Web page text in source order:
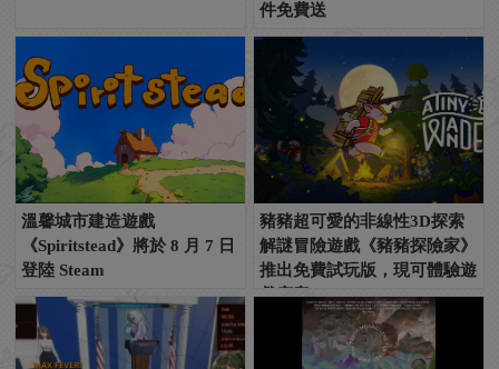
件免費送
溫馨城市建造遊戲
《Spiritstead》將於 8 月 7 日
登陸 Steam
豬豬超可愛的非線性3D探索
解謎冒險遊戲《豬豬探險家》
推出免費試玩版，現可體驗遊
戲序章！